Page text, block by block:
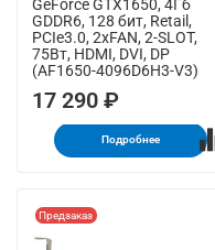
GeForce GTX1650, 4Гб
GDDR6, 128 бит, Retail,
PCIe3.0, 2xFAN, 2-SLOT,
75Вт, HDMI, DVI, DP
(AF1650-4096D6H3-V3)
17 290 ₽
Подробнее
Предзаказ